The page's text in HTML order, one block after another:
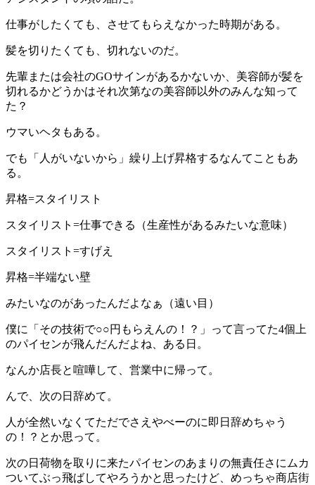
仕事がしたくても、させてもらえなかった時期がある。
髪を切りたくても、切れないのだ。
先輩または会社のGOサインがあるかないか、美容師が髪を
切れるかどうかはそれ次第なの美容師以外のみんな知って
た？
ウマいヘタもある。
でも「人がいないから」繰り上げ昇格するなんてこともあ
る。
昇格=スタイリスト
スタイリスト=仕事できる（生産性があるみたいな意味）
スタイリスト=すげえ
昇格=半端ない壁
みたいなのがあったんだよなぁ（遠い目）
僕に「その技術で○○円もらえんの！？」って言ってた4個上
のパイセンが飛んだんだよね、ある日。
なんか店長と喧嘩して、営業中に帰って。
んで、次の日辞めて。
人が全然いなくてただでさえやべーのに即日辞めちゃう
の！？とか思って。
次の日荷物を取りに来たパイセンのあまりの無責任さにムカ
ついてぶっ飛ばしてやろうかと思ったけど、めっちゃ商店街